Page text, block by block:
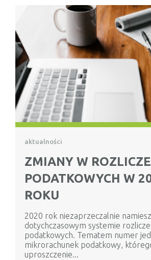
aktualności
ZMIANY W
PODATKOWYCH W
ROKU
2020 rok niezaprzeczalnie
dotychczasowym systemie
podatkowych. Tematem numer
mikrorachunek podatkowy,
uproszczenie...